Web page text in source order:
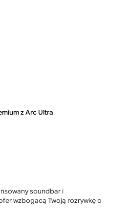
z Arc Ultra
soundbar i
wzbogacą Twoją rozrywkę o